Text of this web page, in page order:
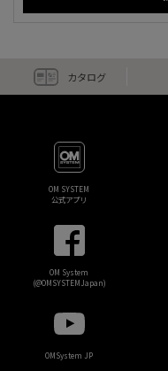
カタログ
OM SYSTEM
公式アプリ
OM System
(@OMSYSTEMJapan)
OMSystem JP